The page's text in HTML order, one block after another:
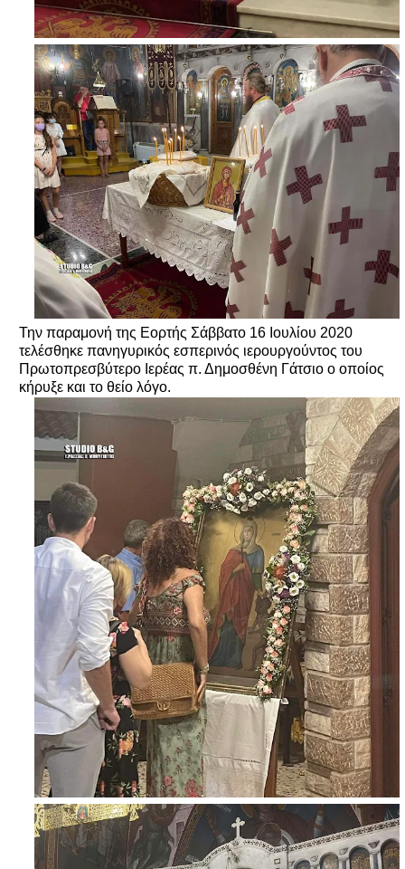
Την παραμονή της Εορτής Σάββατο 16 Ιουλίου 2020
τελέσθηκε πανηγυρικός εσπερινός ιερουργούντος του
Πρωτοπρεσβύτερο Ιερέας π. Δημοσθένη Γάτσιο ο οποίος
κήρυξε και το θείο λόγο.